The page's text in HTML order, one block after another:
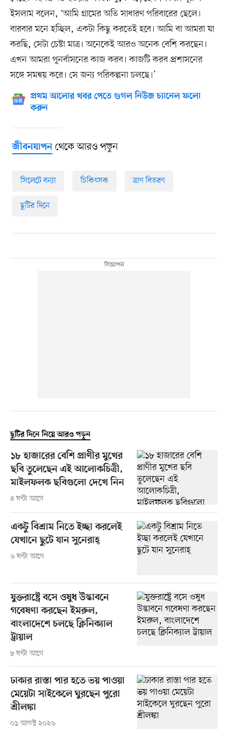
ইসলাম বলেন, ‘আমি গ্রামের অতি সাধারণ পরিবারের ছেলে।
বারবার মনে হচ্ছিল, একটা কিছু করতেই হবে। আমি বা আমরা যা
করছি, সেটা চেষ্টা মাত্র। অনেকেই আরও অনেক বেশি করছেন।
এখন আমরা পুনর্বাসনের কাজ করব। কাজটি করব প্রশাসনের
সঙ্গে সমন্বয় করে। সে জন্য পরিকল্পনা চলছে।’
প্রথম আলোর খবর পেতে গুগল নিউজ চ্যানেল ফলো
করুন
জীবনযাপনথেকে আরও পড়ুন
সিলেটে বন্যা চিকিৎসক ত্রাণ বিতরণ
ছুটির দিনে
ছুটির দিনে নিয়ে আরও পড়ুন
১৮ হাজারের বেশি প্রাণীর মুখের
ছবি তুলেছেন এই আলোকচিত্রী,
মাইলফলক ছবিগুলো দেখে নিন
৪ ঘণ্টা আগে
একটু বিশ্রাম নিতে ইচ্ছা করলেই
যেখানে ছুটে যান সুনেরাহ্
৬ ঘণ্টা আগে
যুক্তরাষ্ট্রে বসে ওষুধ উদ্ভাবনে
গবেষণা করছেন ইমরুল,
বাংলাদেশে চলছে ক্লিনিক্যাল
ট্রায়াল
৮ ঘণ্টা আগে
ঢাকার রাস্তা পার হতে ভয় পাওয়া
মেয়েটা সাইকেলে ঘুরছেন পুরো
শ্রীলঙ্কা
০১ আগস্ট ২০২৬